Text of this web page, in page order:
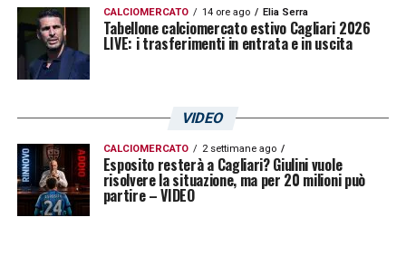
CALCIOMERCATO 14 ore ago Elia Serra
Tabellone calciomercato estivo Cagliari 2026
LIVE: i trasferimenti in entrata e in uscita
VIDEO
CALCIOMERCATO 2 settimane ago
Esposito resterà a Cagliari? Giulini vuole
risolvere la situazione, ma per 20 milioni può
partire – VIDEO